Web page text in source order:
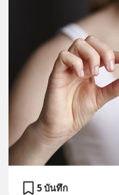
5 บันทึก